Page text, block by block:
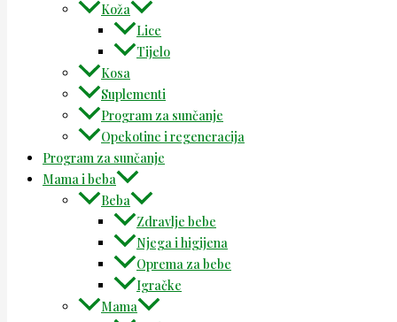
Koža
Lice
Tijelo
Kosa
Suplementi
Program za sunčanje
Opekotine i regeneracija
Program za sunčanje
Mama i beba
Beba
Zdravlje bebe
Njega i higijena
Oprema za bebe
Igračke
Mama